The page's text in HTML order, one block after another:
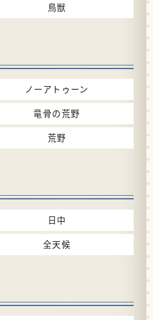
鳥獣
ノーアトゥーン
竜骨の荒野
荒野
日中
全天候